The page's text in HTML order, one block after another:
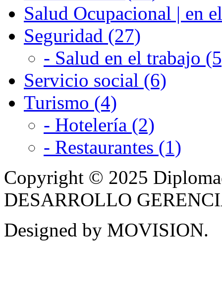
Salud Ocupacional | en
Seguridad (27)
- Salud en el trabajo
Servicio social (6)
Turismo (4)
- Hotelería (2)
- Restaurantes (1)
Copyright © 2025
DESARROLLO
Designed by MOVISION.